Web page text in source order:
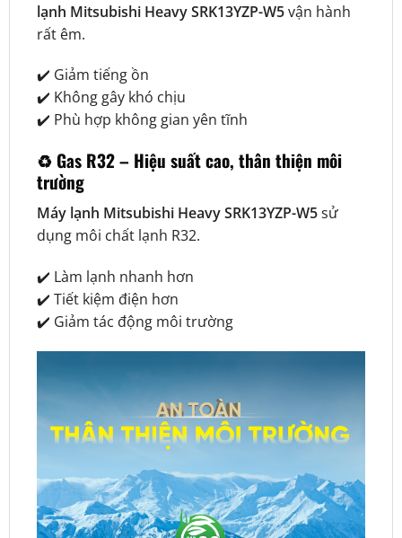
lạnh Mitsubishi Heavy SRK13YZP-W5vận hành
rất êm.
✔️ Giảm tiếng ồn
✔️ Không gây khó chịu
✔️ Phù hợp không gian yên tĩnh
♻️ Gas R32 – Hiệu suất cao, thân thiện môi
trường
Máy lạnh Mitsubishi Heavy SRK13YZP-W5sử
dụng môi chất lạnh R32.
✔️ Làm lạnh nhanh hơn
✔️ Tiết kiệm điện hơn
✔️ Giảm tác động môi trường